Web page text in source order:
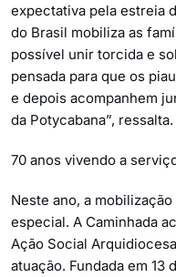
expectativa pela estreia
do Brasil mobiliza as
possível unir torcida e
pensada para que os
e depois acompanhem
da Potycabana”, ressalta.
70 anos vivendo a
Neste ano, a
especial. A Caminhada
Ação Social
atuação. Fundada em 13